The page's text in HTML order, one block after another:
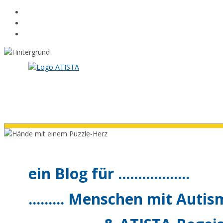
Zum
Inhalt
springen
ein Blog für ..................
......... Menschen mit